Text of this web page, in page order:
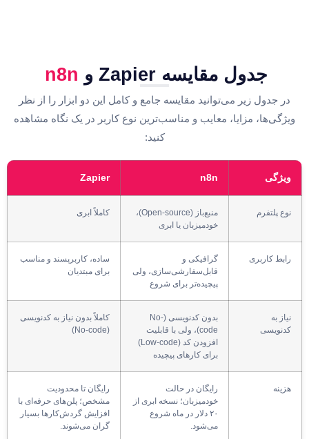
جدول مقایسه Zapier و n8n
در جدول زیر می‌توانید مقایسه جامع و کامل این دو ابزار را از نظر
ویژگی‌ها، مزایا، معایب و مناسب‌ترین نوع کاربر در یک نگاه مشاهده
کنید:
ویژگی n8n
Zapier
نوع پلتفرم
منبع‌باز (Open-source)،
خودمیزبان یا ابری
کاملاً ابری
رابط کاربری
گرافیکی و
قابل‌سفارشی‌سازی، ولی
پیچیده‌تر برای شروع
ساده، کاربرپسند و مناسب
برای مبتدیان
نیاز به
کدنویسی
بدون کدنویسی (No-
code)، ولی با قابلیت
افزودن کد (Low-code)
برای کارهای پیچیده
کاملاً بدون نیاز به کدنویسی
(No-code)
هزینه
رایگان در حالت
خودمیزبان؛ نسخه ابری از
۲۰ دلار در ماه شروع
می‌شود.
رایگان تا محدودیت
مشخص؛ پلن‌های حرفه‌ای با
افزایش گردش‌کارها بسیار
گران می‌شوند.